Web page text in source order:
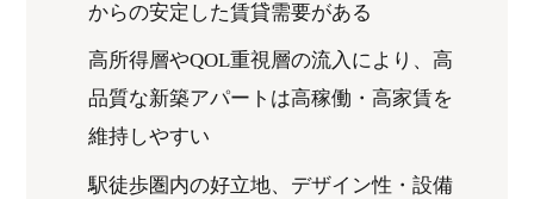
からの安定した賃貸需要がある
高所得層やQOL重視層の流入により、高
品質な新築アパートは高稼働・高家賃を
維持しやすい
駅徒歩圏内の好立地、デザイン性・設備